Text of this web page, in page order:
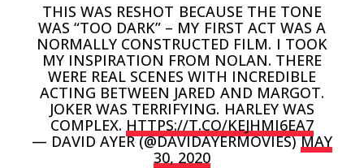
THIS WAS RESHOT BECAUSE THE TONE
WAS “TOO DARK” – MY FIRST ACT WAS A
NORMALLY CONSTRUCTED FILM. I TOOK
MY INSPIRATION FROM NOLAN. THERE
WERE REAL SCENES WITH INCREDIBLE
ACTING BETWEEN JARED AND MARGOT.
JOKER WAS TERRIFYING. HARLEY WAS
COMPLEX. HTTPS://T.CO/KEJHMI6EA7
— DAVID AYER (@DAVIDAYERMOVIES)MAY
30, 2020